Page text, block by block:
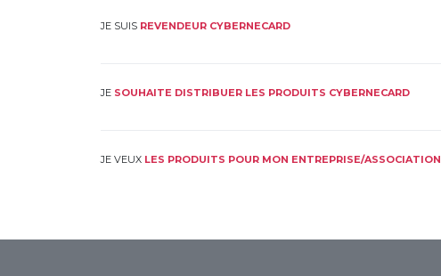
JE SUIS REVENDEUR CYBERNECARD
JE SOUHAITE DISTRIBUER LES PRODUITS CYBERNECARD
JE VEUX LES PRODUITS POUR MON ENTREPRISE/ASSOCIATION